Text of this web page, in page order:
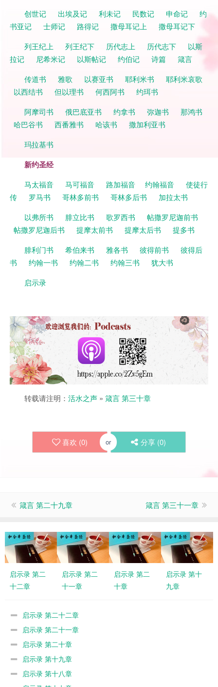
创世记 出埃及记 利未记 民数记 申命记
约
书亚记
士师记 路得记 撒母耳记上
撒母耳记下
列王纪上
列王纪下 历代志上 历代志下
以斯
拉记
尼希米记 以斯帖记 约伯记 诗篇
箴言
传道书
雅歌 以赛亚书 耶利米书
耶利米哀歌
以西结书
但以理书 何西阿书
约珥书
阿摩司书
俄巴底亚书 约拿书 弥迦书
那鸿书
哈巴谷书
西番雅书 哈该书
撒加利亚书
玛拉基书
新约圣经
马太福音 马可福音 路加福音 约翰福音
使徒行
传
罗马书 哥林多前书 哥林多后书
加拉太书
以弗所书
腓立比书 歌罗西书
帖撒罗尼迦前书
帖撒罗尼迦后书
提摩太前书 提摩太后书
提多书
腓利门书
希伯来书 雅各书 彼得前书
彼得后
书
约翰一书 约翰二书 约翰三书
犹大书
启示录
转载请注明： 活水之声 » 箴言 第三十章
喜欢 (0) or 分享 (0)
箴言 第二十九章 箴言 第三十一章
启示录 第二
十二章
启示录 第二
十一章
启示录 第二
十章
启示录 第十
九章
启示录 第二十二章
启示录 第二十一章
启示录 第二十章
启示录 第十九章
启示录 第十八章